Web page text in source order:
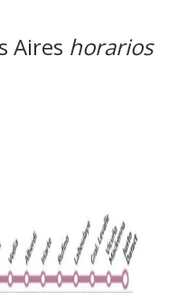
Aires horarios